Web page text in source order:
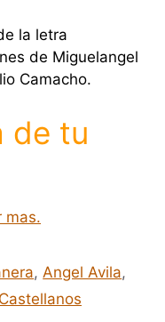
la letra
de Miguelangel
Camacho.
de tu
mas.
, Angel Avila,